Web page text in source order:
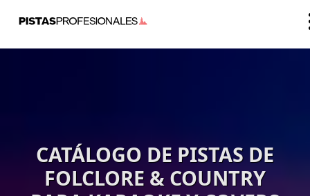
CATÁLOGO DE PISTAS DE
FOLCLORE & COUNTRY